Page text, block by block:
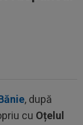
, după
cu Oțelul